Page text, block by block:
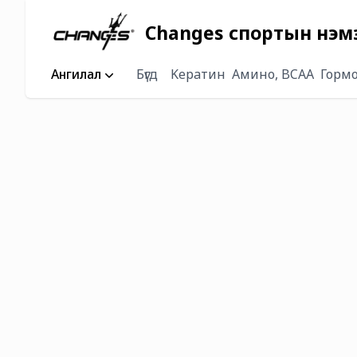
Changes спортын
Ангилал Бүгд Keрaтин Амино, BCAA